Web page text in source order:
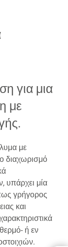
για μια
με
με
διαχωρισμό
υπάρχει μία
γρήγορος
και
ή εν